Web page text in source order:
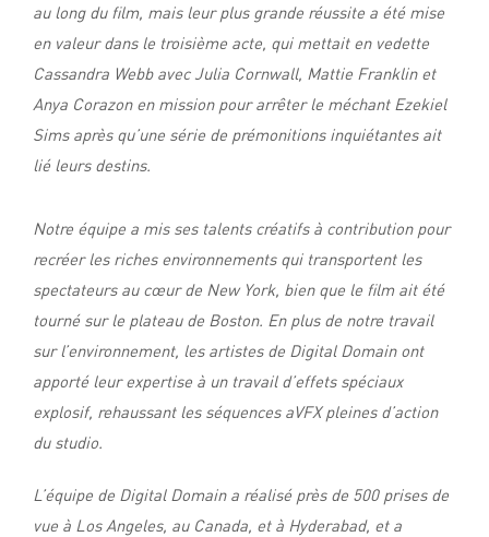
au long du film, mais leur plus grande réussite a été mise
en valeur dans le troisième acte, qui mettait en vedette
Cassandra Webb avec Julia Cornwall, Mattie Franklin et
Anya Corazon en mission pour arrêter le méchant Ezekiel
Sims après qu’une série de prémonitions inquiétantes ait
lié leurs destins.
Notre équipe a mis ses talents créatifs à contribution pour
recréer les riches environnements qui transportent les
spectateurs au cœur de New York, bien que le film ait été
tourné sur le plateau de Boston. En plus de notre travail
sur l’environnement, les artistes de Digital Domain ont
apporté leur expertise à un travail d’effets spéciaux
explosif, rehaussant les séquences aVFX pleines d’action
du studio.
L’équipe de Digital Domain a réalisé près de 500 prises de
vue à Los Angeles, au Canada, et à Hyderabad, et a